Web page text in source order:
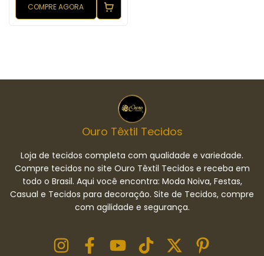
COMPRE AGORA
Ouro Têxtil Tecidos
Loja de tecidos completa com qualidade e variedade.
Compre tecidos no site Ouro Têxtil Tecidos e receba em
todo o Brasil. Aqui você encontra: Moda Noiva, Festas,
Casual e Tecidos para decoração. Site de Tecidos, compre
com agilidade e segurança.